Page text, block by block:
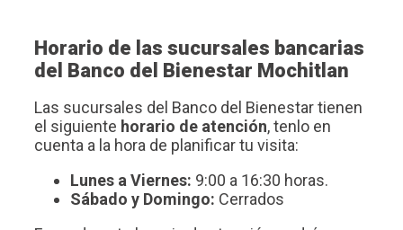
Horario de las sucursales bancarias
del Banco del Bienestar Mochitlan
Las sucursales del Banco del Bienestar tienen
el siguiente horario de atención, tenlo en
cuenta a la hora de planificar tu visita:
Lunes a Viernes: 9:00 a 16:30 horas.
Sábado y Domingo: Cerrados